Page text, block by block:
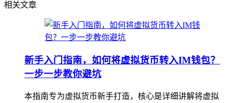
相关文章
新手入门指南，如何将虚拟货币转入IM钱包？
一步一步教你避坑
本指南专为虚拟货币新手打造，核心是详细讲解将虚拟